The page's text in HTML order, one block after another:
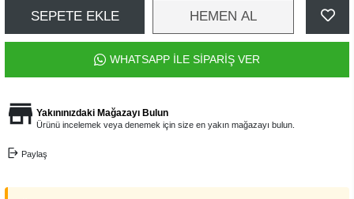
SEPETE EKLE HEMEN AL
WHATSAPP İLE SİPARİŞ VER
Yakınınızdaki Mağazayı Bulun
Ürünü incelemek veya denemek için size en yakın mağazayı bulun.
Paylaş